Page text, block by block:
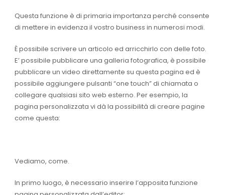
Questa funzione è di primaria importanza perché consente
di mettere in evidenza il vostro business in numerosi modi.
È possibile scrivere un articolo ed arricchirlo con delle foto.
E’ possibile pubblicare una galleria fotografica, è possibile
pubblicare un video direttamente su questa pagina ed è
possibile aggiungere pulsanti “one touch” di chiamata o
collegare qualsiasi sito web esterno. Per esempio, la
pagina personalizzata vi dà la possibilità di creare pagine
come questa:
Vediamo, come.
In primo luogo, è necessario inserire l’apposita funzione